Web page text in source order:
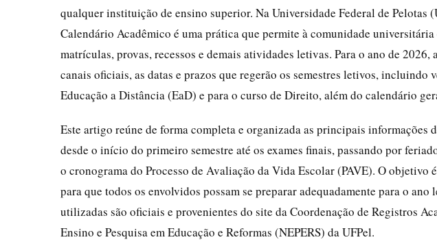
qualquer instituição de ensino superior. Na Universidade Federal de Pelotas
Calendário Acadêmico é uma prática que permite à comunidade
matrículas, provas, recessos e demais atividades letivas. Para o ano de
canais oficiais, as datas e prazos que regerão os semestres letivos, incluindo
Educação a Distância (EaD) e para o curso de Direito, além do calendário
Este artigo reúne de forma completa e organizada as principais informações
desde o início do primeiro semestre até os exames finais, passando por
o cronograma do Processo de Avaliação da Vida Escolar (PAVE). O objetivo
para que todos os envolvidos possam se preparar adequadamente para o
utilizadas são oficiais e provenientes do site da Coordenação de Registros
Ensino e Pesquisa em Educação e Reformas (NEPERS) da UFPel.